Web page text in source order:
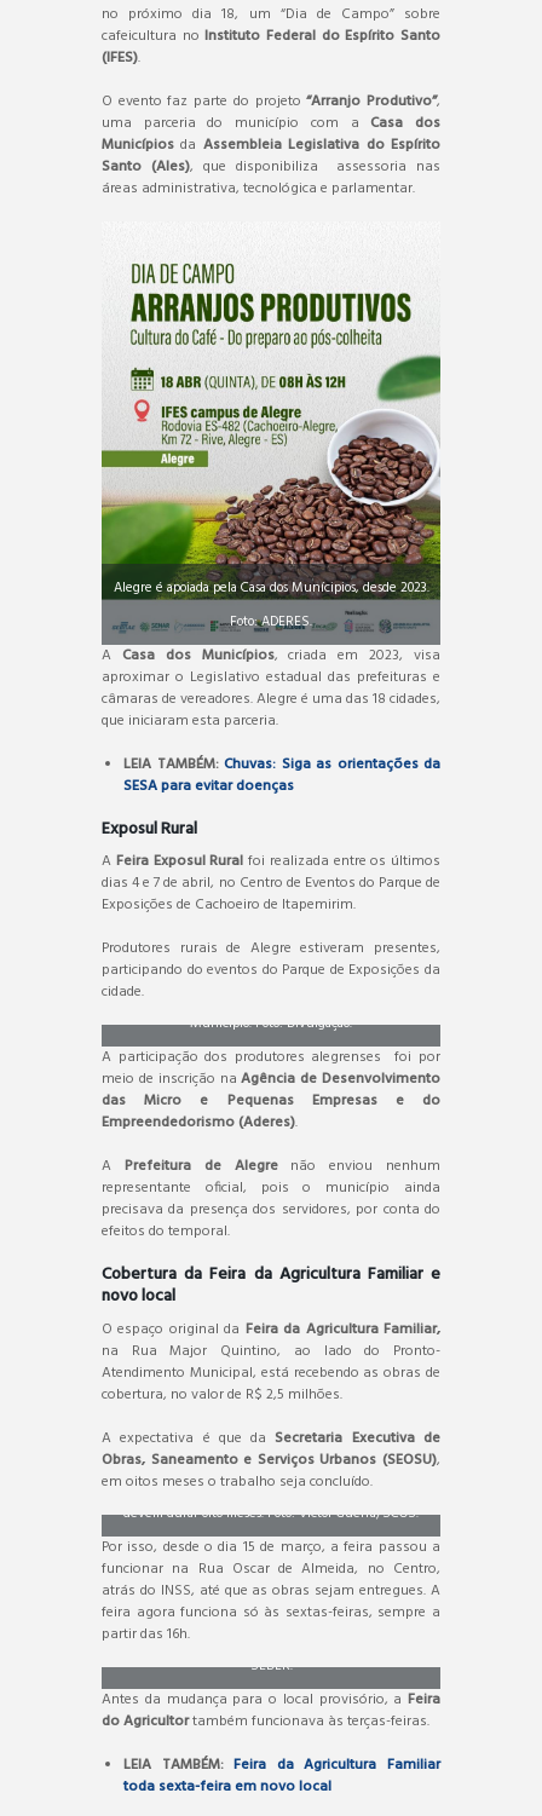
no próximo dia 18, um “Dia de Campo” sobre
cafeicultura noInstituto Federal do Espírito Santo
(IFES).
O evento faz parte do projeto“Arranjo Produtivo”,
uma parceria do município com aCasa dos
Municípios da Assembleia Legislativa do Espírito
Santo (Ales), que disponibiliza assessoria nas
áreas administrativa, tecnológica e parlamentar.
Alegre é apoiada pela Casa dos Munícipios, desde 2023.
Foto: ADERES.
A Casa dos Municípios, criada em 2023, visa
aproximar o Legislativo estadual das prefeituras e
câmaras de vereadores. Alegre é uma das 18 cidades,
que iniciaram esta parceria.
LEIA TAMBÉM: Chuvas: Siga as orientações da
SESA para evitar doenças
Exposul Rural
A Feira Exposul Rural foi realizada entre os últimos
dias 4 e 7 de abril, no Centro de Eventos do Parque de
Exposições de Cachoeiro de Itapemirim.
Produtores rurais de Alegre estiveram presentes,
participando do eventos do Parque de Exposições da
cidade.
Exposul Rural é uma realização da Prefeitura de
Cachoeiro em parceria com o Sindicato Rural do
Município. Foto: Divulgação.
A participação dos produtores alegrenses foi por
meio de inscrição naAgência de Desenvolvimento
das Micro e Pequenas Empresas e do
Empreendedorismo (Aderes).
A Prefeitura de Alegrenão enviou nenhum
representante oficial, pois o município ainda
precisava da presença dos servidores, por conta do
efeitos do temporal.
Cobertura da Feira da Agricultura Familiar e
novo local
O espaço original da Feira da Agricultura Familiar,
na Rua Major Quintino, ao lado do Pronto-
Atendimento Municipal, está recebendo as obras de
cobertura, no valor de R$ 2,5 milhões.
A expectativa é que da Secretaria Executiva de
Obras, Saneamento e Serviços Urbanos (SEOSU),
em oitos meses o trabalho seja concluído.
Obras de cobertura da Feira da Agricultura Familiar
devem durar oito meses. Foto: Victor Guerra/SCOS.
Por isso, desde o dia 15 de março, a feira passou a
funcionar na Rua Oscar de Almeida, no Centro,
atrás do INSS, até que as obras sejam entregues. A
feira agora funciona só às sextas-feiras, sempre a
partir das 16h.
Feira funciona provisoriamente em outro local. Foto:
SEDER.
Antes da mudança para o local provisório, a Feira
do Agricultortambém funcionava às terças-feiras.
LEIA TAMBÉM:Feira da Agricultura Familiar
toda sexta-feira em novo local